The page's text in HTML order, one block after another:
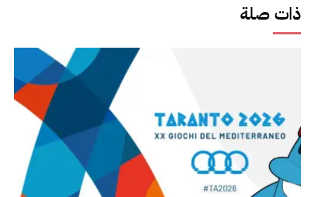
ذات صلة